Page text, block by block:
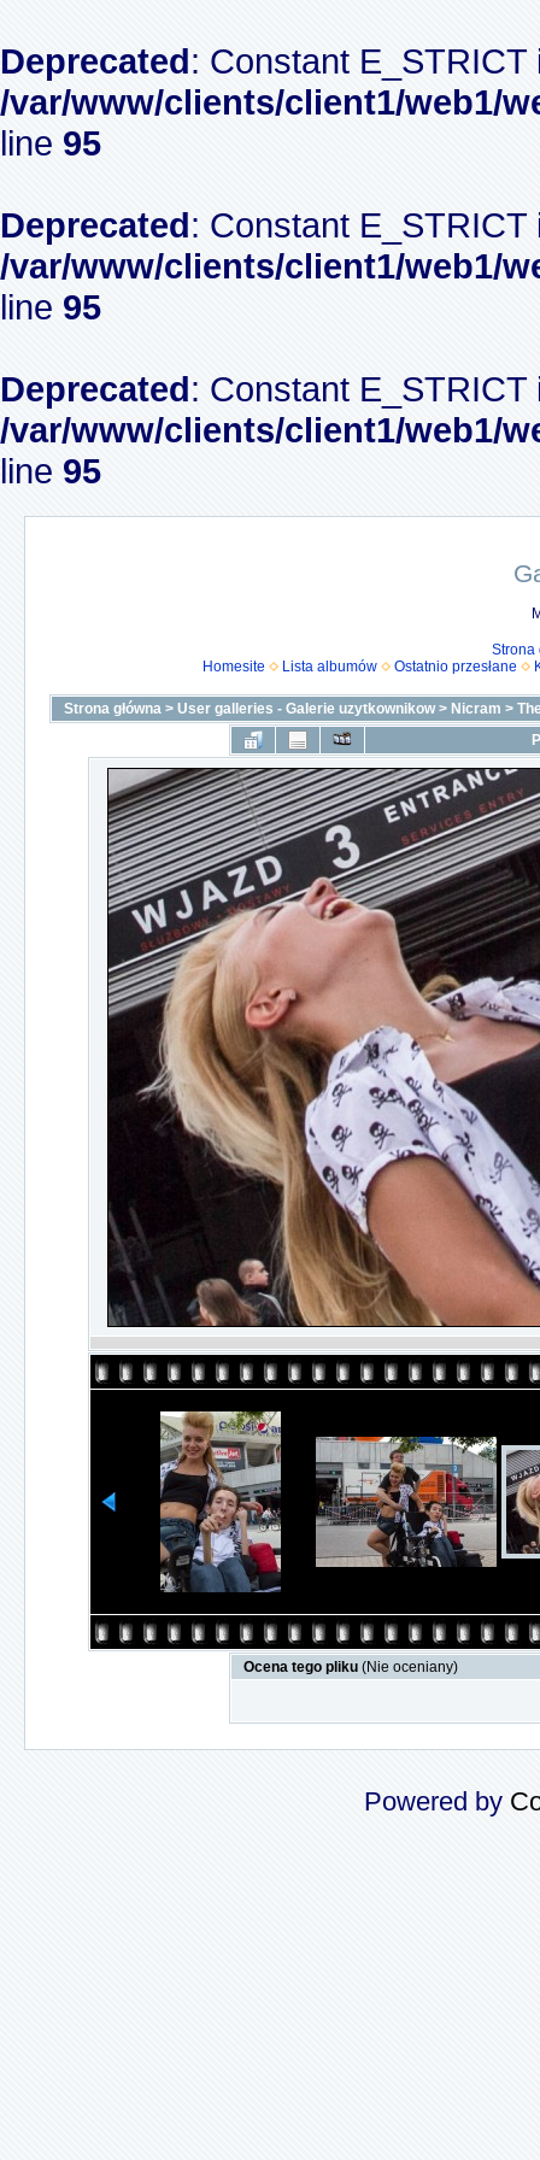
Deprecated: Constant
/var/www/clients/client1/web1/
line 95
Deprecated: Constant
/var/www/clients/client1/web1/
line 95
Deprecated: Constant
/var/www/clients/client1/web1/
line 95
Strona
Homesite
Lista albumów Ostatnio przesłane
Strona główna > User galleries - Galerie uzytkownikow> Nicram >
Ocena tego pliku (Nie oceniany)
Powered by